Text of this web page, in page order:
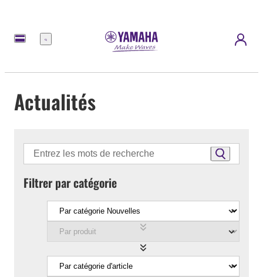
Menu
Actualités
Filtrer par catégorie